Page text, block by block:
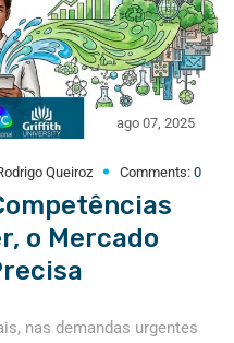
ago 07, 2025
Queiroz Comments: 0
o Mercado
nas demandas urgentes